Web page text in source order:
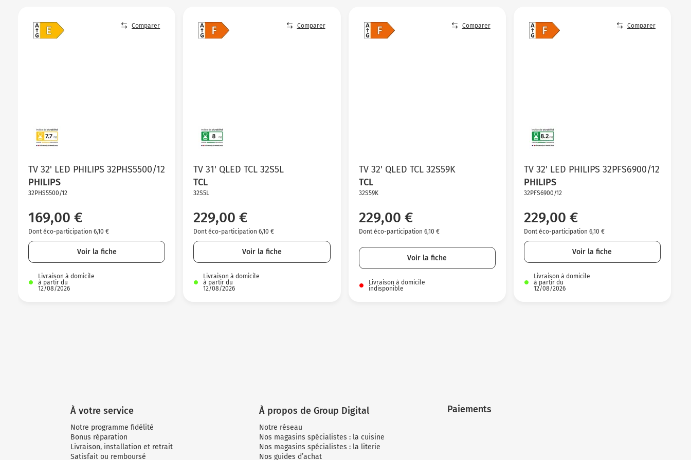
Comparer
TV 32' LED PHILIPS 32PHS5500/12
PHILIPS
32PHS5500/12
169,00 €
Dont éco-participation 6,10 €
Voir la fiche
Livraison à domicile
à partir du
12/08/2026
Comparer
TV 31' QLED TCL 32S5L
TCL
32S5L
229,00 €
Dont éco-participation 6,10 €
Voir la fiche
Livraison à domicile
à partir du
12/08/2026
Comparer
TV 32' QLED TCL 32S59K
TCL
32S59K
229,00 €
Dont éco-participation 6,10 €
Voir la fiche
Livraison à domicile
indisponible
Comparer
TV 32' LED PHILIPS 32PFS6900/12
PHILIPS
32PFS6900/12
229,00 €
Dont éco-participation 6,10 €
Voir la fiche
Livraison à domicile
à partir du
12/08/2026
À votre service
Notre programme fidélité
Bonus réparation
Livraison, installation et retrait
Satisfait ou remboursé
À propos de Group Digital
Notre réseau
Nos magasins spécialistes : la cuisine
Nos magasins spécialistes : la literie
Nos guides d’achat
Paiements